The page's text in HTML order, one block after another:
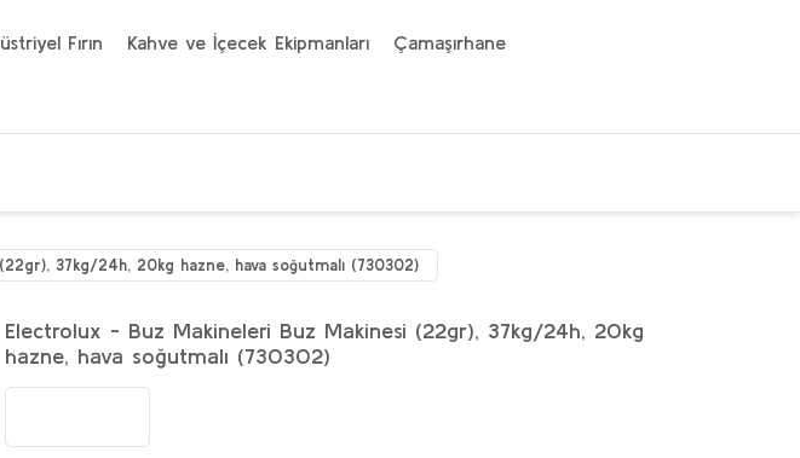
Fırın Kahve ve İçecek Ekipmanları Çamaşırhane
37kg/24h, 20kg hazne, hava soğutmalı (730302)
Electrolux - Buz Makineleri Buz Makinesi (22gr), 37kg/24h, 20kg
hazne, hava soğutmalı (730302)